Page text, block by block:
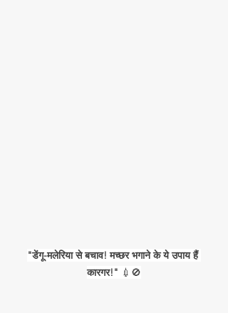
"डेंगू-मलेरिया से बचाव! मच्छर भगाने के ये उपाय हैं
कारगर!" 💉🚫